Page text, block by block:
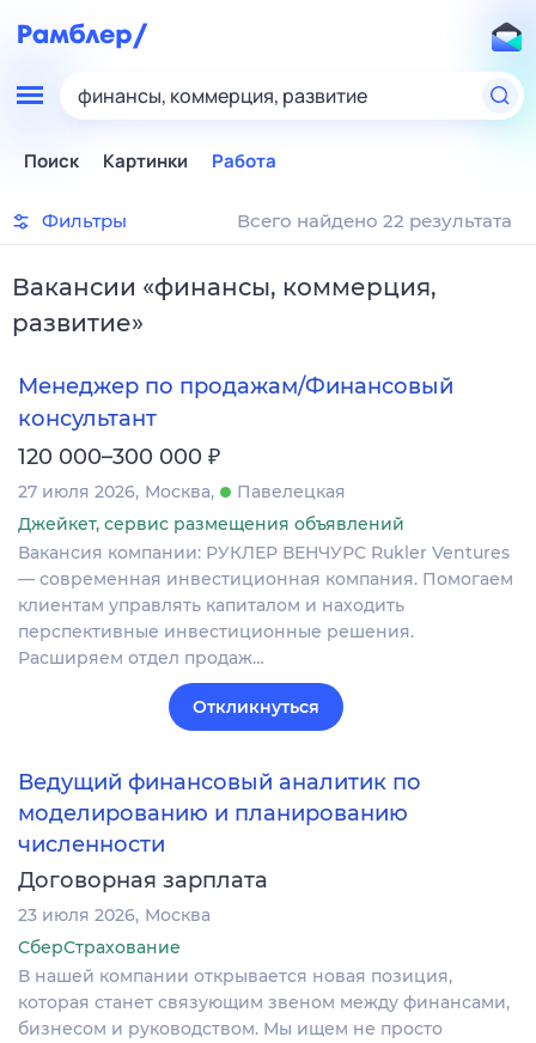
финансы, коммерция, развитие
Поиск Картинки Работа
Фильтры Всего найдено 22 результата
Вакансии «финансы, коммерция,
развитие»
Менеджер по продажам/Финансовый
консультант
120 000–300 000 ₽
27 июля 2026 Москва
Павелецкая
Джейкет, сервис размещения объявлений
Вакансия компании: РУКЛЕР ВЕНЧУРС Rukler Ventures
— современная инвестиционная компания. Помогаем
клиентам управлять капиталом и находить
перспективные инвестиционные решения.
Расширяем отдел продаж…
Откликнуться
Ведущий финансовый аналитик по
моделированию и планированию
численности
Договорная зарплата
23 июля 2026 Москва
СберСтрахование
В нашей компании открывается новая позиция,
которая станет связующим звеном между финансами,
бизнесом и руководством. Мы ищем не просто